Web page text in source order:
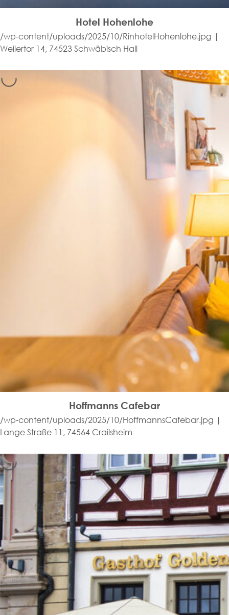
Hotel Hohenlohe
/wp-content/uploads/2025/10/RinhotelHohenlohe.jpg |
Weilertor 14, 74523 Schwäbisch Hall
Hoffmanns Cafebar
/wp-content/uploads/2025/10/HoffmannsCafebar.jpg |
Lange Straße 11, 74564 Crailsheim